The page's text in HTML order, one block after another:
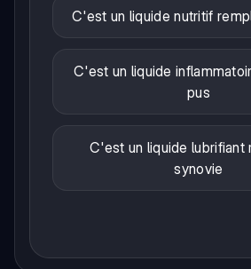
C'est un liquide nutritif
C'est un liquide
pus
C'est un liquide lubrifiant
synovie